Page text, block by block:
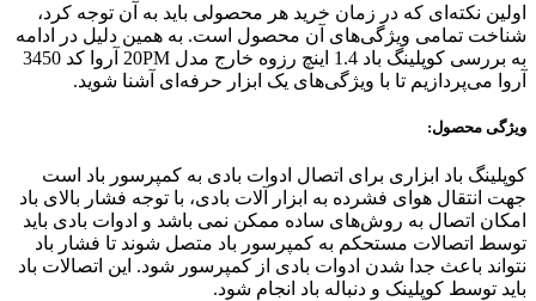
اولین نکته‌ای که در زمان خرید هر محصولی باید به آن توجه کرد،
شناخت تمامی ویژگی‌های آن محصول است. به همین دلیل در ادامه
به بررسی کوپلینگ باد 1.4 اینچ رزوه خارج مدل 20PM آروا کد 3450
آروا می‌پردازیم تا با ویژگی‌های یک ابزار حرفه‌ای آشنا شوید.
ویژگی محصول:
کوپلینگ باد ابزاری برای اتصال ادوات بادی به کمپرسور باد است
جهت انتقال هوای فشرده به ابزار آلات بادی، با توجه فشار بالای باد
امکان اتصال به روش‌های ساده ممکن نمی باشد و ادوات بادی باید
توسط اتصالات مستحکم به کمپرسور باد متصل شوند تا فشار باد
نتواند باعث جدا شدن ادوات بادی از کمپرسور شود. این اتصالات باد
باید توسط کوپلینک و دنباله باد انجام شود.